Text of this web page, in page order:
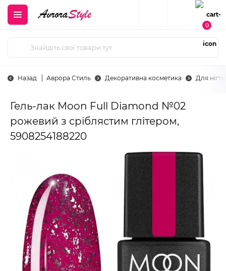
0
Назад Аврора Стиль Декоративна косметика Для нігтів
Гель-лак Moon Full Diamond №02
рожевий з сріблястим глітером,
5908254188220